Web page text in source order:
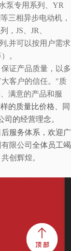
泵专用系列、YR
三相异步电动机，
JS、JR、
,并可以按用户需求
。
证产品质量，以多
客户的信任。 "质
满意的产品和服
的质量比价格、同
司的经营理念。
服务体系， 欢迎广
有限公司 全体员工竭
创辉煌。